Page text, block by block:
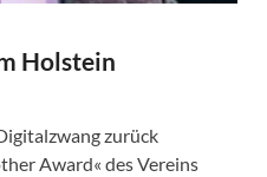
Holstein
zurück
Award« des Vereins